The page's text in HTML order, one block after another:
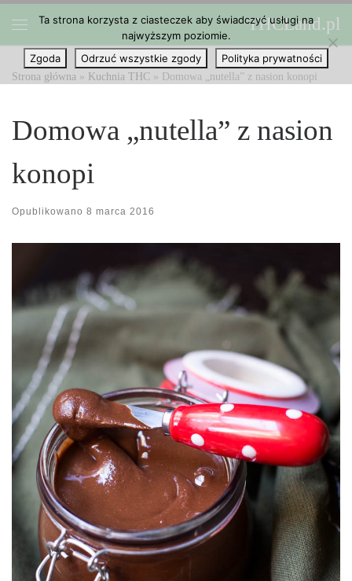
Przejdź do treści THCLand.pl
Strona główna » Kuchnia THC » Domowa „nutella” z nasion konopi
Domowa „nutella” z nasion
konopi
Opublikowano 8 marca 2016
Ta strona korzysta z ciasteczek aby świadczyć usługi na
najwyższym poziomie.
Zgoda
Odrzuć wszystkie zgody Polityka prywatności